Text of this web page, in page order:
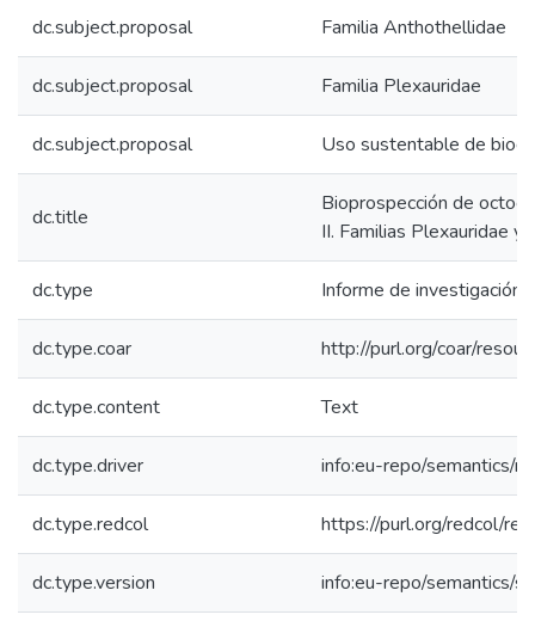
dc.subject.proposal Familia Anthothellidae
dc.subject.proposal Familia Plexauridae
dc.subject.proposal Uso sustentable de
dc.title
Bioprospección de
II. Familias Plexauridae y
dc.type Informe de investigación
dc.type.coar http://purl.org/coar/
dc.type.content Text
dc.type.driver info:eu-repo/semantics/
dc.type.redcol https://purl.org/redcol/
dc.type.version info:eu-repo/semantics/